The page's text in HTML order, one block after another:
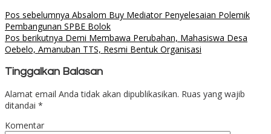
Pos sebelumnya Absalom Buy Mediator Penyelesaian Polemik
Pembangunan SPBE Bolok
Pos berikutnya Demi Membawa Perubahan, Mahasiswa Desa
Oebelo, Amanuban TTS, Resmi Bentuk Organisasi
Tinggalkan Balasan
Alamat email Anda tidak akan dipublikasikan. Ruas yang wajib
ditandai *
Komentar